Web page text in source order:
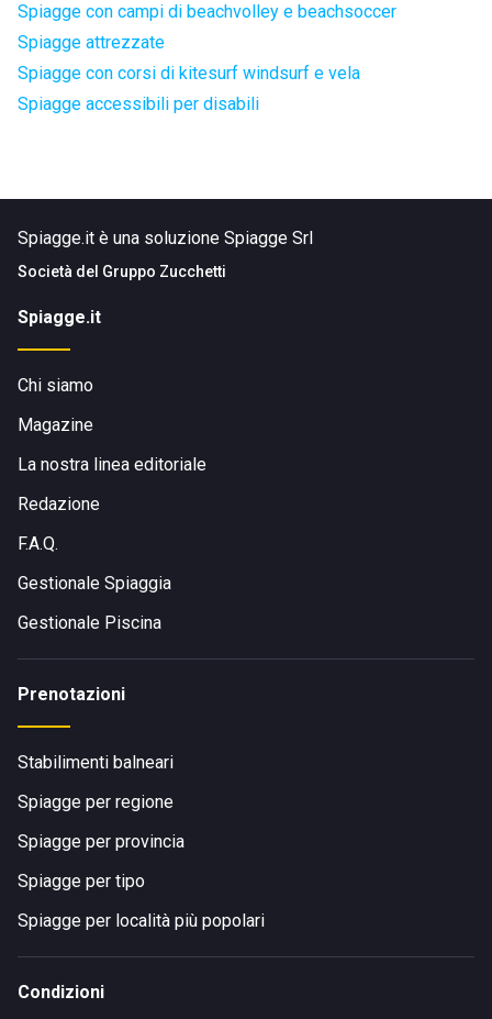
Spiagge con campi di beachvolley e beachsoccer
Spiagge attrezzate
Spiagge con corsi di kitesurf windsurf e vela
Spiagge accessibili per disabili
Spiagge.it è una soluzione Spiagge Srl
Società del Gruppo Zucchetti
Spiagge.it
Chi siamo
Magazine
La nostra linea editoriale
Redazione
F.A.Q.
Gestionale Spiaggia
Gestionale Piscina
Prenotazioni
Stabilimenti balneari
Spiagge per regione
Spiagge per provincia
Spiagge per tipo
Spiagge per località più popolari
Condizioni